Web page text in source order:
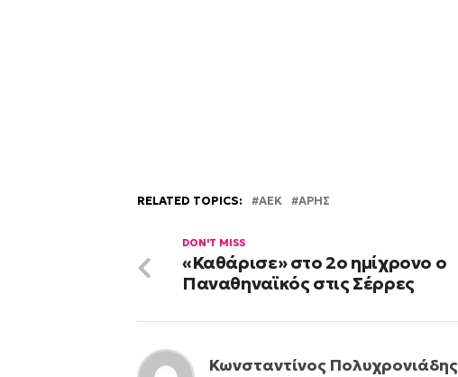
RELATED TOPICS: ΑΕΚ ΑΡΗΣ
DON'T MISS
«Καθάρισε» στο 2ο ημίχρονο ο
Παναθηναϊκός στις Σέρρες
Κωνσταντίνος Πολυχρονιάδης